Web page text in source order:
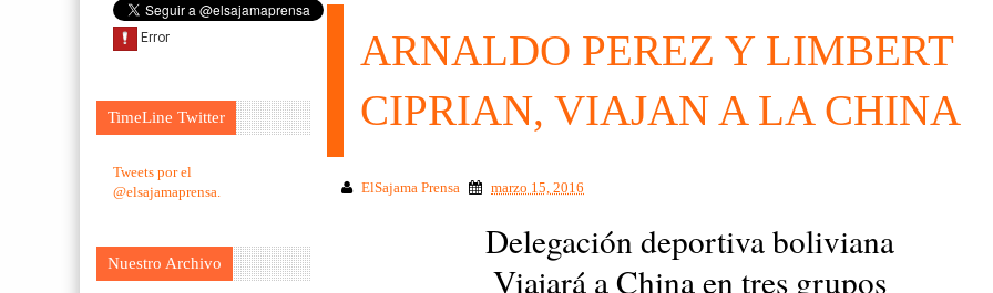
TimeLine Twitter
Tweets por el
@elsajamaprensa.
Nuestro Archivo
ARNALDO PEREZ Y LIMBERT
CIPRIAN, VIAJAN A LA CHINA
ElSajama Prensa marzo 15, 2016
Delegación deportiva boliviana
Viajará a China en tres grupos